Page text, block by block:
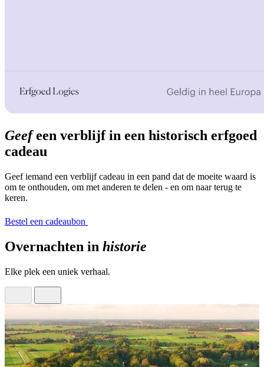
Geefeen verblijf in een historisch erfgoed
cadeau
Geef iemand een verblijf cadeau in een pand dat de moeite waard is
om te onthouden, om met anderen te delen - en om naar terug te
keren.
Bestel een cadeaubon
Overnachten in historie
Elke plek een uniek verhaal.